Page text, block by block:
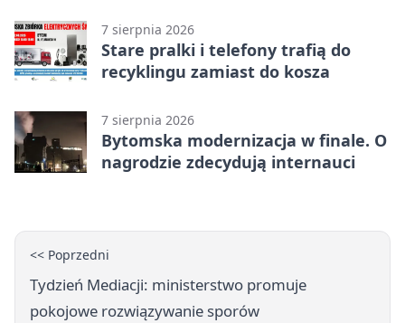
7 sierpnia 2026
Stare pralki i telefony trafią do
recyklingu zamiast do kosza
7 sierpnia 2026
Bytomska modernizacja w finale. O
nagrodzie zdecydują internauci
<< Poprzedni
Tydzień Mediacji: ministerstwo promuje
pokojowe rozwiązywanie sporów